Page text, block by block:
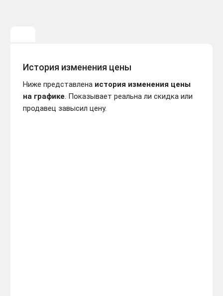
История изменения цены
Ниже представлена история изменения цены
на графике. Показывает реальна ли скидка или
продавец завысил цену.